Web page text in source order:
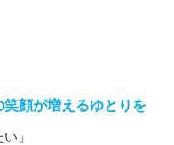
顔が増えるゆとりを
」